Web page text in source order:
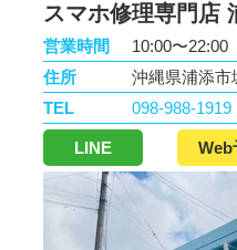
スマホ修理専門店
営業時間
10:00〜22:00
住所
沖縄県浦添市
TEL
098-988-1919
LINE Web